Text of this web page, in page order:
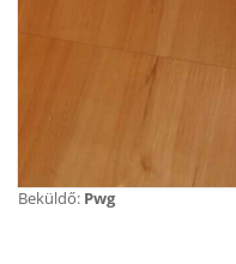
Beküldő: Pwg